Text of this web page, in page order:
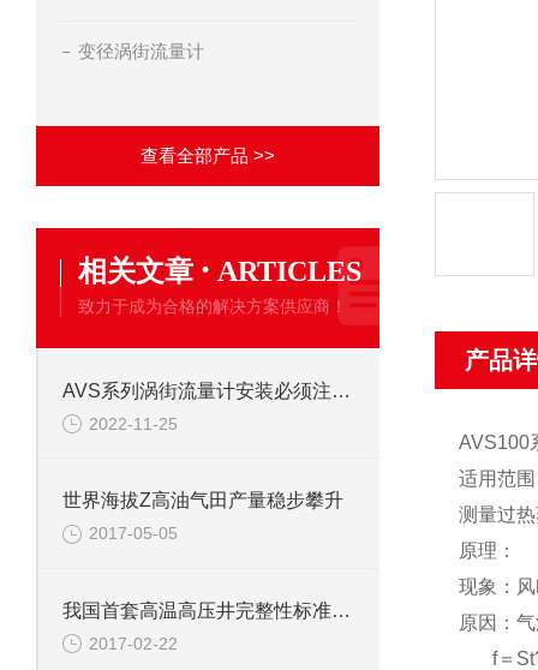
变径涡街流量计
查看全部产品 >>
相关文章 · ARTICLES
致力于成为合格的解决方案供应商！
AVS系列涡街流量计安装必须注意事项
2022-11-25
世界海拔Z高油气田产量稳步攀升
2017-05-05
我国首套高温高压井完整性标准系列面世
2017-02-22
产品
AVS100
适用范
测量过
原理：
现象：
原因：
f＝